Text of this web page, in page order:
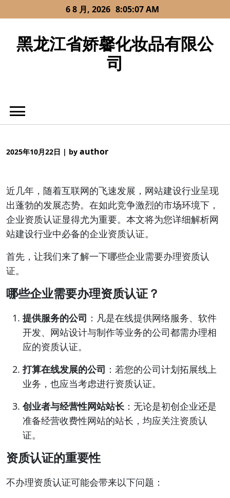
to
6 8 月, 2026 8:05:07 AM
黑龙江省娇馨化妆品有限公
司
2025年10月22日 | by author
近几年，随着互联网的飞速发展，网站建设行业呈现
出蓬勃的发展态势。在如此竞争激烈的市场环境下，
企业资质认证显得尤为重要。本文将为您详细解析网
站建设行业中必备的企业资质认证。
首先，让我们来了解一下哪些企业需要办理资质认
证。
哪些企业需要办理资质认证？
提供服务的公司 ：凡是在线提供网络服务、软件
开发、网站设计与制作等业务的公司都需办理相
应的资质认证。
打算在线发展的公司 ：若您的公司计划拓展线上
业务，也应当考虑进行资质认证。
创业者与经营性网站站长 ：无论是初创企业还是
准备经营收费性网站的站长，均应关注资质认
证。
资质认证的重要性
不办理资质认证可能会带来以下问题：